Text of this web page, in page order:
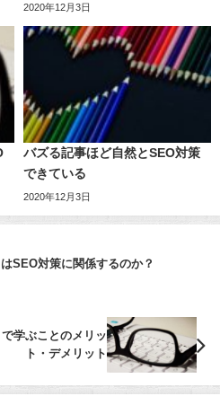
2020年12月3日
バズる記事ほど自然とSEO対策
できている
2020年12月3日
SEO対策に関係するのか？
学ぶことのメリッ
ト・デメリット